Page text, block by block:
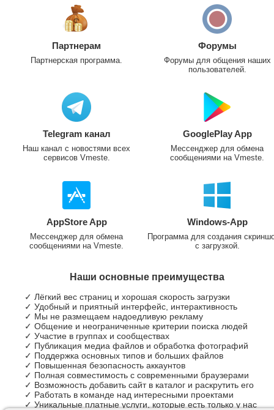
Партнерам
Партнерская программа.
Форумы
Форумы для общения наших
пользователей.
Telegram канал
Наш канал с новостями всех
сервисов Vmeste.
GooglePlay App
Мессенджер для обмена
сообщениями на Vmeste.
AppStore App
Мессенджер для обмена
сообщениями на Vmeste.
Windows-App
Программа для создания
с загрузкой.
Наши основные преимущества
✓ Лёгкий вес страниц и хорошая скорость загрузки
✓ Удобный и приятный интерфейс, интерактивность
✓ Мы не размещаем надоедливую рекламу
✓ Общение и неограниченные критерии поиска людей
✓ Участие в группах и сообществах
✓ Публикация медиа файлов и обработка фотографий
✓ Поддержка основных типов и больших файлов
✓ Повышенная безопасность аккаунтов
✓ Полная совместимость с современными браузерами
✓ Возможность добавить сайт в каталог и раскрутить его
✓ Работать в команде над интересными проектами
✓ Уникальные платные услуги, которые есть только у нас